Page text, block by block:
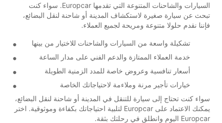
السيارات والشاحنات المتنوعة التي تقدمها Europcar. سواء كنت
تبحث عن سيارة صغيرة لاستكشاف المدينة أو شاحنة لنقل البضائع،
فإننا نقدم حلولا متنوعة ومريحة لجميع العملاء.
تشكيلة واسعة من السيارات والشاحنات للاختيار من بينها
خدمة العملاء الممتازة والدعم الفني على مدار الساعة
أسعار تنافسية وعروض خاصة للمدد الزمنية الطويلة
خيارات تأجير مرنة وملاءمة لاحتياجاتك الخاصة
سواء كنت تحتاج إلى سيارة للتنقل في المدينة أو شاحنة لنقل البضائع،
يمكنك الاعتماد على Europcar لتلبية احتياجاتك بكفاءة وموثوقية. اختر
Europcar اليوم وانطلق في رحلتك بثقة.